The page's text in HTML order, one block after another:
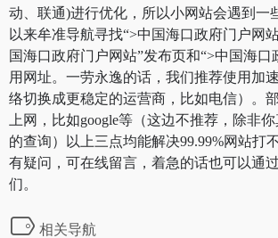
动、联通)进行优化，所以小网站会遇到一
以来牟准导航寻找“>中国海口政府门户网
国海口政府门户网站”发布页和“>中国海口
用网址。一劳永逸的话，我们推荐使用加
络切换成更稳定的运营商，比如电信）。
上网，比如google等（这边不推荐，除非
的查询）以上三点均能解决99.99%网站打
有疑问，可在线留言，着急的话也可以通
们。
相关导航